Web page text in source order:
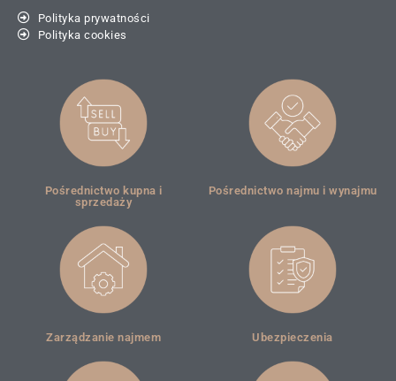
Polityka prywatności
Polityka cookies
Pośrednictwo kupna i
sprzedaży
Pośrednictwo najmu i wynajmu
Zarządzanie najmem Ubezpieczenia